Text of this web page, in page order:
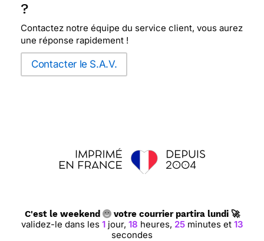
?
Contactez notre équipe du service client, vous aurez
une réponse rapidement !
Contacter le S.A.V.
C'est le weekend votre courrier partira lundi 🚀
validez-le dans les 1 jour, 18 heures, 25 minutes et 12
secondes